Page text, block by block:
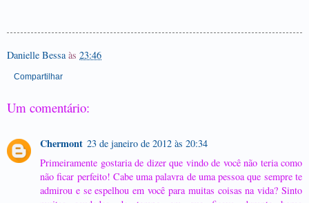
Danielle Bessa às 23:46
Compartilhar
Um comentário:
Chermont 23 de janeiro de 2012 às 20:34
Primeiramente gostaria de dizer que vindo de você não teria como
não ficar perfeito! Cabe uma palavra de uma pessoa que sempre te
admirou e se espelhou em você para muitas coisas na vida? Sinto